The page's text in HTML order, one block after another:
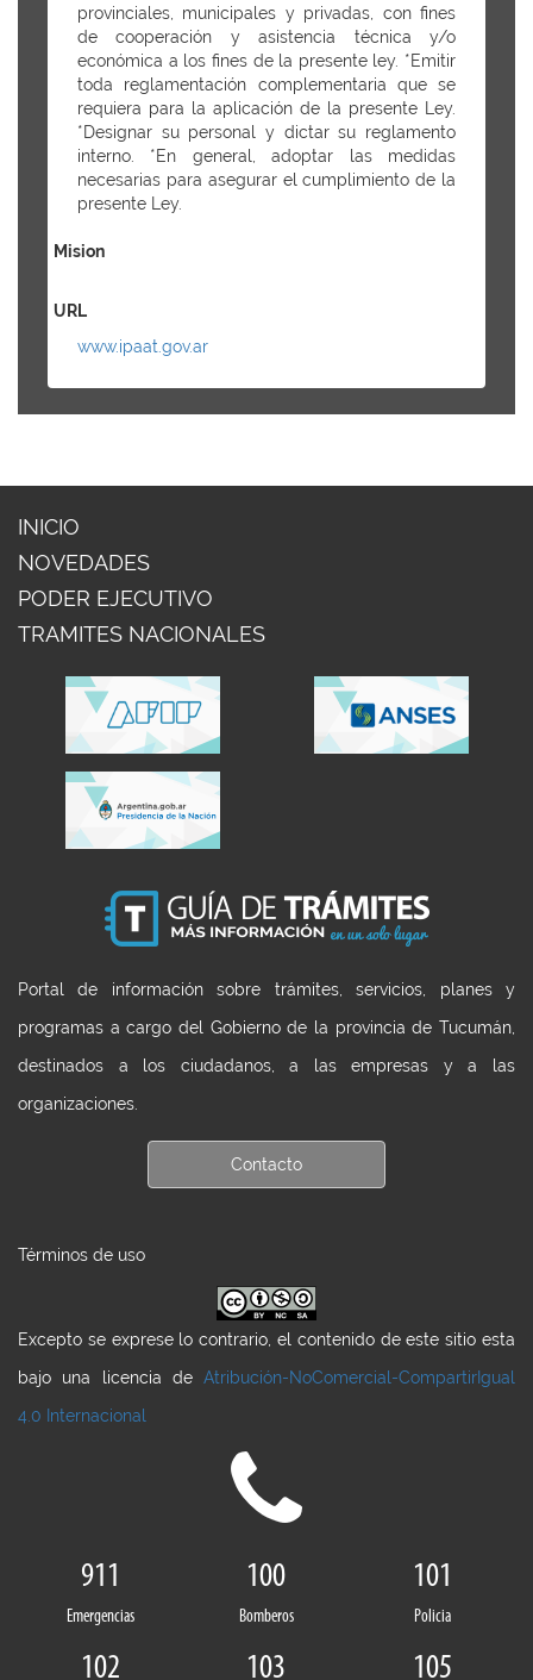
provinciales, municipales y privadas, con fines
de cooperación y asistencia técnica y/o
económica a los fines de la presente ley. *Emitir
toda reglamentación complementaria que se
requiera para la aplicación de la presente Ley.
*Designar su personal y dictar su reglamento
interno. *En general, adoptar las medidas
necesarias para asegurar el cumplimiento de la
presente Ley.
Mision
URL
www.ipaat.gov.ar
INICIO
NOVEDADES
PODER EJECUTIVO
TRAMITES NACIONALES
Portal de información sobre trámites, servicios, planes y
programas a cargo del Gobierno de la provincia de Tucumán,
destinados a los ciudadanos, a las empresas y a las
organizaciones.
Contacto
Términos de uso
Excepto se exprese lo contrario, el contenido de este sitio esta
bajo una licencia de Atribución-NoComercial-CompartirIgual
4.0 Internacional
911
Emergencias
100
Bomberos
101
Policia
102 103 105